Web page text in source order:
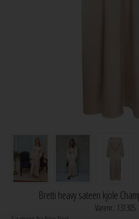
Bretti heavy sateen kjole
Varenr.: 131305